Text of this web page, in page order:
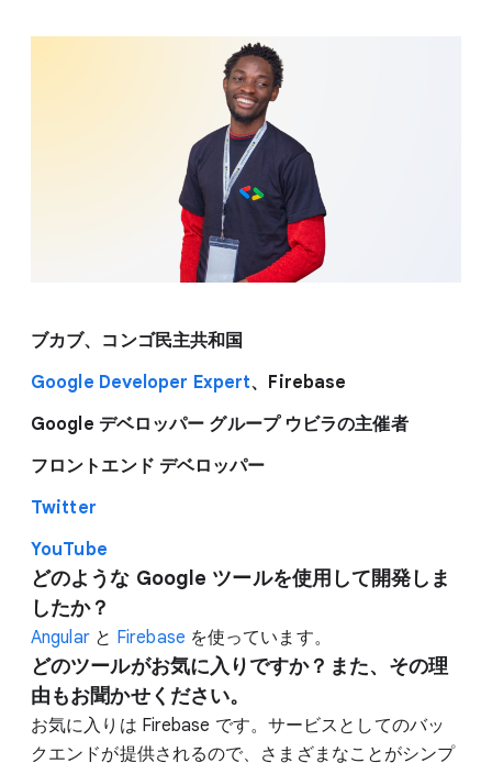
ブカブ、コンゴ民主共和国
Google Developer Expert、Firebase
Google デベロッパー グループ ウビラの主催者
フロントエンド デベロッパー
Twitter
YouTube
どのような Google ツールを使用して開発しま
したか？
Angularと Firebase を使っています。
どのツールがお気に入りですか？また、その理
由もお聞かせください。
お気に入りは Firebase です。サービスとしてのバッ
クエンドが提供されるので、さまざまなことがシンプ